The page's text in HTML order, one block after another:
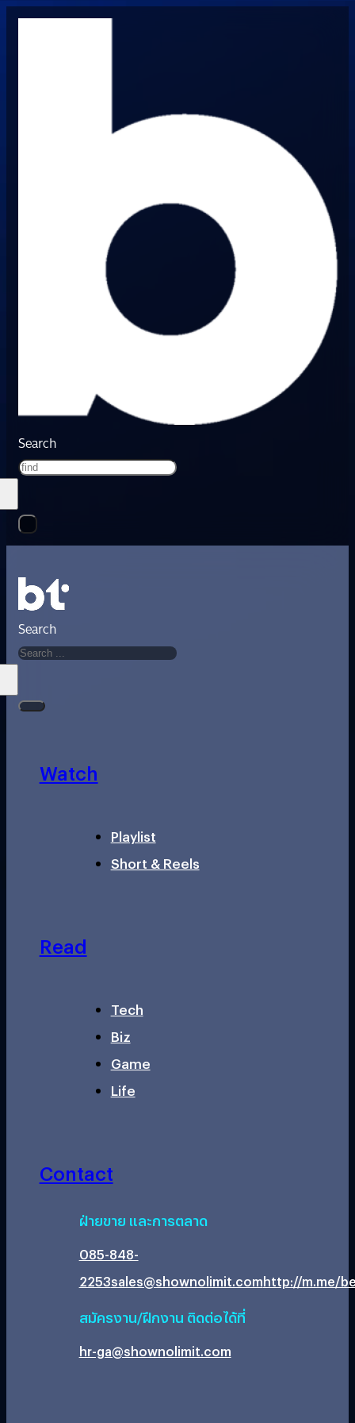
Search
Search
Watch
Playlist
Short & Reels
Read
Tech
Biz
Game
Life
Contact
ฝ่ายขาย และการตลาด
085-848-
2253sales@shownolimit.comhttp://m.me/
สมัครงาน/ฝึกงาน ติดต่อได้ที่
hr-ga@shownolimit.com